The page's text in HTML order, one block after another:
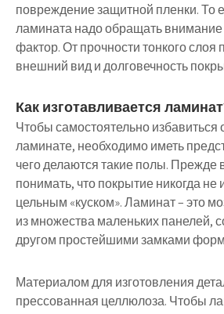
повреждение защитной пленки. То
ламината надо обращать внимание
фактор. От прочности тонкого слоя
внешний вид и долговечность
Как изготавливается
Чтобы самостоятельно избавиться
ламинате, необходимо иметь
чего делаются такие полы. Прежде
понимать, что покрытие никогда не
цельным «куском». Ламинат – это
из множества маленьких панелей,
другом простейшими замками
Материалом для изготовления
прессованная целлюлоза. Чтобы